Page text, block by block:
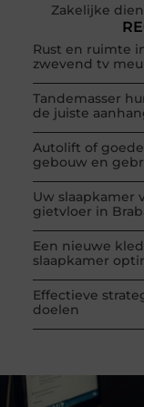
Zakelijke
Rust en ruimte
zwevend tv
Tandemasser
de juiste
Autolift of
gebouw en
Uw slaapkamer
gietvloer in
Een nieuwe
slaapkamer
Effectieve
doelen